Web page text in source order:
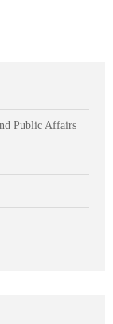
Public Affairs